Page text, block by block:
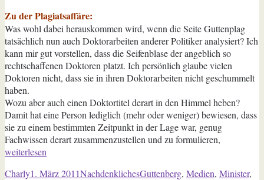
Zu der Plagiatsaffäre:
Was wohl dabei herauskommen wird, wenn die Seite Guttenplag
tatsächlich nun auch Doktorarbeiten anderer Politiker analysiert? Ich
kann mir gut vorstellen, dass die Seifenblase der angeblich so
rechtschaffenen Doktoren platzt. Ich persönlich glaube vielen
Doktoren nicht, dass sie in ihren Doktorarbeiten nicht geschummelt
haben.
Wozu aber auch einen Doktortitel derart in den Himmel heben?
Damit hat eine Person lediglich (mehr oder weniger) bewiesen, dass
sie zu einem bestimmten Zeitpunkt in der Lage war, genug
Fachwissen derart zusammenzustellen und zu formulieren,
weiterlesen
Autor
CharlyVeröffentlicht
1. März 2011Kategorien
NachdenklichesSchlagwörter
Guttenberg, Medien, Minister,